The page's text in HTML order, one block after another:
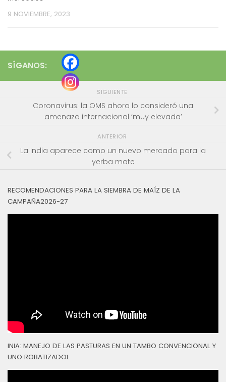
9 NOVIEMBRE, 2023
SÍGANOS:
SIGUIENTE
Coronavirus: la OMS ahora lo consideró una
amenaza internacional ‘muy elevada’
ANTERIOR
La India aparece como un nuevo mercado para la
yerba mate
RECOMENDACIONES PARA LA SIEMBRA DE MAÍZ DE LA
CAMPAÑA2026-27
INIA: MANEJO DE LAS PASTURAS EN UN TAMBO CONVENCIONAL Y
UNO ROBATIZADOL